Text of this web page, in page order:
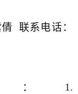
联系电话：
：1.